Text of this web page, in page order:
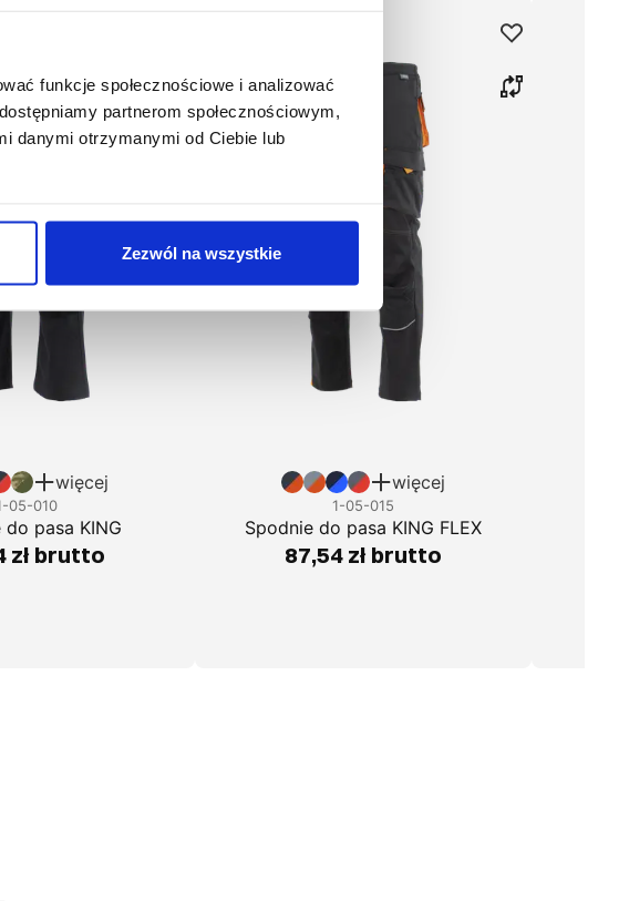
funkcje społecznościowe i analizować
partnerom społecznościowym,
danymi otrzymanymi od Ciebie lub
Zezwól na wszystkie
więcej
05-010
do pasa KING
zł brutto
więcej
1-05-015
Spodnie do pasa KING FLEX
87,54 zł brutto